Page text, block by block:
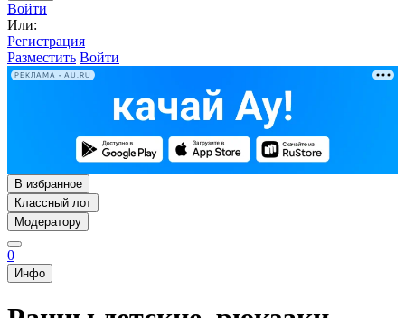
Войти
Или:
Регистрация
Разместить Войти
РЕКЛАМА • AU.RU
В избранное
Классный лот
Модератору
0
Инфо